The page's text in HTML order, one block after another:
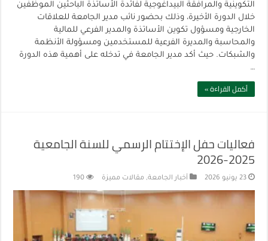
التكوينية والمرافقة البيداغوجية لفائدة الأساتذة الباحثين الموظفين
خلال الدورة الأخيرة، وذلك بحضور نائب مدير الجامعة للعلاقات
الخارجية ومسؤول تكوين الأساتذة والمدير الفرعي للمالية
والمحاسبة والمديرة الفرعية للمستخدمين ومسؤولة الأنظمة
والشبكات. حيث أكد مدير الجامعة في تدخله على أهمية هذه الدورة
…
أكمل القراءة »
فعاليات حفل الإختتام الرسمي للسنة الجامعية
2025-2026
23 يونيو 2026 أخبار الجامعة, مقالات مميزة 190